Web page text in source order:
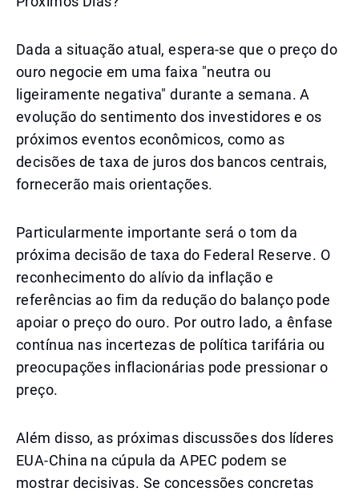
Dada a situação atual, espera-se que o preço do
ouro negocie em uma faixa "neutra ou
ligeiramente negativa" durante a semana. A
evolução do sentimento dos investidores e os
próximos eventos econômicos, como as
decisões de taxa de juros dos bancos centrais,
fornecerão mais orientações.
Particularmente importante será o tom da
próxima decisão de taxa do Federal Reserve. O
reconhecimento do alívio da inflação e
referências ao fim da redução do balanço pode
apoiar o preço do ouro. Por outro lado, a ênfase
contínua nas incertezas de política tarifária ou
preocupações inflacionárias pode pressionar o
preço.
Além disso, as próximas discussões dos líderes
EUA-China na cúpula da APEC podem se
mostrar decisivas. Se concessões concretas